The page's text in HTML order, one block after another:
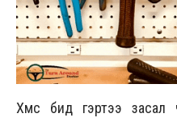
Хүмүүс бид гэртээ